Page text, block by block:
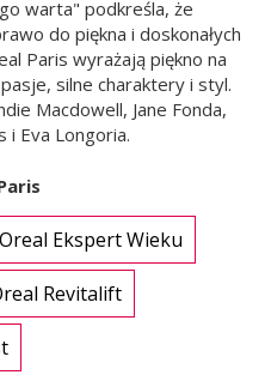
warta" podkreśla, że
do piękna i doskonałych
Paris wyrażają piękno na
silne charaktery i styl.
Macdowell, Jane Fonda,
i Eva Longoria.
Ekspert Wieku
Revitalift